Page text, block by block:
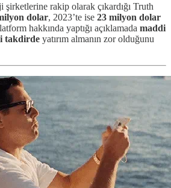
şirketlerine rakip olarak çıkardığı Truth
dolar, 2023’te ise 23 milyon dolar
hakkında yaptığı açıklamada maddi
takdirde yatırım almanın zor olduğunu